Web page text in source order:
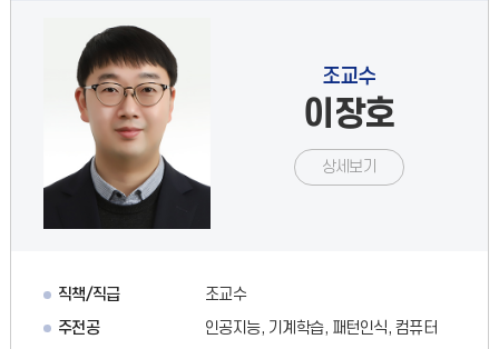
조교수
이장호
상세보기
직책/직급
조교수
주전공
인공지능, 기계학습, 패턴인식, 컴퓨터